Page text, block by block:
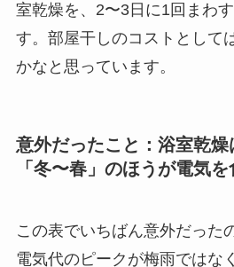
室乾燥を、2〜3日に1回まわ
す。部屋干しのコストとして
かなと思っています。
意外だったこと：浴室乾燥
「冬〜春」のほうが電気を
この表でいちばん意外だった
電気代のピークが梅雨ではな